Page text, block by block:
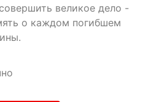
великое дело -
о каждом погибшем